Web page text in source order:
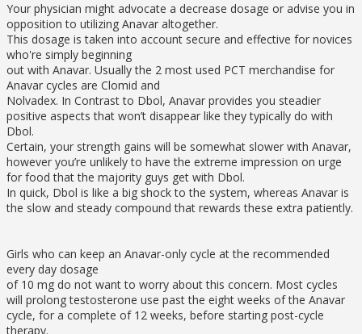
Your physician might advocate a decrease dosage or advise you in
opposition to utilizing Anavar altogether.
This dosage is taken into account secure and effective for novices
who're simply beginning
out with Anavar. Usually the 2 most used PCT merchandise for
Anavar cycles are Clomid and
Nolvadex. In Contrast to Dbol, Anavar provides you steadier
positive aspects that won’t disappear like they typically do with
Dbol.
Certain, your strength gains will be somewhat slower with Anavar,
however you’re unlikely to have the extreme impression on urge
for food that the majority guys get with Dbol.
In quick, Dbol is like a big shock to the system, whereas Anavar is
the slow and steady compound that rewards these extra patiently.
Girls who can keep an Anavar-only cycle at the recommended
every day dosage
of 10 mg do not want to worry about this concern. Most cycles
will prolong testosterone use past the eight weeks of the Anavar
cycle, for a complete of 12 weeks, before starting post-cycle
therapy.